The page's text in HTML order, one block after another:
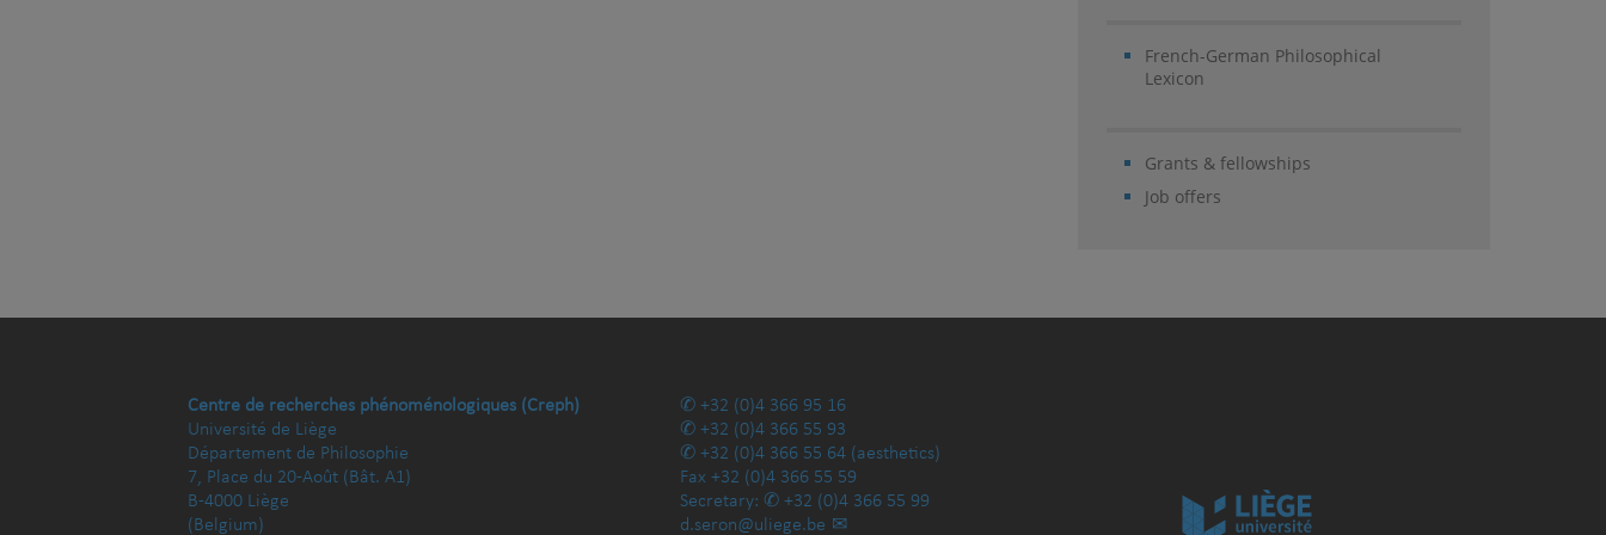
French-German Philosophical
Lexicon
Grants & fellowships
Job offers
Centre de recherches phénoménologiques (Creph)
Université de Liège
Département de Philosophie
7, Place du 20-Août (Bât. A1)
B-4000 Liège
(Belgium)
+32 (0)4 366 95 16
+32 (0)4 366 55 93
+32 (0)4 366 55 64 (aesthetics)
Fax +32 (0)4 366 55 59
Secretary:
+32 (0)4 366 55 99
d.seron@uliege.be